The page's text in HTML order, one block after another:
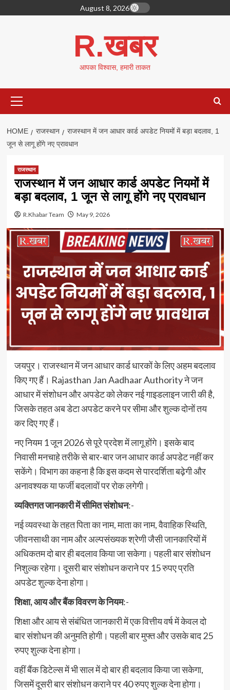
to
August 8, 2026
R.खबर
आपका विश्वास, हमारी ताकत
Menu
HOME राजस्थान
राजस्थान में जन आधार कार्ड अपडेट नियमों में बड़ा बदलाव, 1
जून से लागू होंगे नए प्रावधान
राजस्थान
राजस्थान में जन आधार कार्ड अपडेट नियमों में
बड़ा बदलाव, 1 जून से लागू होंगे नए प्रावधान
R.Khabar Team May 9, 2026
जयपुर। राजस्थान में जन आधार कार्ड धारकों के लिए अहम बदलाव
किए गए हैं। Rajasthan Jan Aadhaar Authority ने जन
आधार में संशोधन और अपडेट को लेकर नई गाइडलाइन जारी की है,
जिसके तहत अब डेटा अपडेट करने पर सीमा और शुल्क दोनों तय
कर दिए गए हैं।
नए नियम 1 जून 2026 से पूरे प्रदेश में लागू होंगे। इसके बाद
निवासी मनचाहे तरीके से बार-बार जन आधार कार्ड अपडेट नहीं कर
सकेंगे। विभाग का कहना है कि इस कदम से पारदर्शिता बढ़ेगी और
अनावश्यक या फर्जी बदलावों पर रोक लगेगी।
व्यक्तिगत जानकारी में सीमित संशोधन:-
नई व्यवस्था के तहत पिता का नाम, माता का नाम, वैवाहिक स्थिति,
जीवनसाथी का नाम और अल्पसंख्यक श्रेणी जैसी जानकारियों में
अधिकतम दो बार ही बदलाव किया जा सकेगा। पहली बार संशोधन
निशुल्क रहेगा। दूसरी बार संशोधन कराने पर 15 रुपए प्रति
अपडेट शुल्क देना होगा।
शिक्षा, आय और बैंक विवरण के नियम:-
शिक्षा और आय से संबंधित जानकारी में एक वित्तीय वर्ष में केवल दो
बार संशोधन की अनुमति होगी। पहली बार मुफ्त और उसके बाद 25
रुपए शुल्क देना होगा।
वहीं बैंक डिटेल्स में भी साल में दो बार ही बदलाव किया जा सकेगा,
जिसमें दूसरी बार संशोधन कराने पर 40 रुपए शुल्क देना होगा।